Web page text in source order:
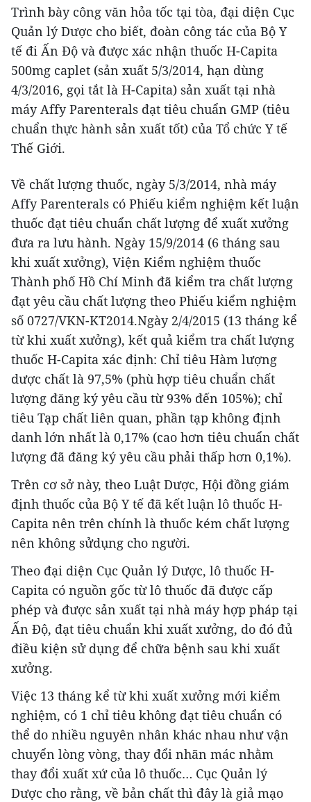
Trình bày công văn hỏa tốc tại tòa, đại diện Cục
Quản lý Dược cho biết, đoàn công tác của Bộ Y
tế đi Ấn Độ và được xác nhận thuốc H-Capita
500mg caplet (sản xuất 5/3/2014, hạn dùng
4/3/2016, gọi tắt là H-Capita) sản xuất tại nhà
máy Affy Parenterals đạt tiêu chuẩn GMP (tiêu
chuẩn thực hành sản xuất tốt) của Tổ chức Y tế
Thế Giới.
Về chất lượng thuốc, ngày 5/3/2014, nhà máy
Affy Parenterals có Phiếu kiểm nghiệm kết luận
thuốc đạt tiêu chuẩn chất lượng để xuất xưởng
đưa ra lưu hành. Ngày 15/9/2014 (6 tháng sau
khi xuất xưởng), Viện Kiểm nghiệm thuốc
Thành phố Hồ Chí Minh đã kiểm tra chất lượng
đạt yêu cầu chất lượng theo Phiếu kiểm nghiệm
số 0727/VKN-KT2014.Ngày 2/4/2015 (13 tháng kể
từ khi xuất xưởng), kết quả kiểm tra chất lượng
thuốc H-Capita xác định: Chỉ tiêu Hàm lượng
dược chất là 97,5% (phù hợp tiêu chuẩn chất
lượng đăng ký yêu cầu từ 93% đến 105%); chỉ
tiêu Tạp chất liên quan, phần tạp không định
danh lớn nhất là 0,17% (cao hơn tiêu chuẩn chất
lượng đã đăng ký yêu cầu phải thấp hơn 0,1%).
Trên cơ sở này, theo Luật Dược, Hội đồng giám
định thuốc của Bộ Y tế đã kết luận lô thuốc H-
Capita nên trên chính là thuốc kém chất lượng
nên không sửdụng cho người.
Theo đại diện Cục Quản lý Dược, lô thuốc H-
Capita có nguồn gốc từ lô thuốc đã được cấp
phép và được sản xuất tại nhà máy hợp pháp tại
Ấn Độ, đạt tiêu chuẩn khi xuất xưởng, do đó đủ
điều kiện sử dụng để chữa bệnh sau khi xuất
xưởng.
Việc 13 tháng kể từ khi xuất xưởng mới kiểm
nghiệm, có 1 chỉ tiêu không đạt tiêu chuẩn có
thể do nhiều nguyên nhân khác nhau như vận
chuyển lòng vòng, thay đổi nhãn mác nhằm
thay đổi xuất xứ của lô thuốc… Cục Quản lý
Dược cho rằng, về bản chất thì đây là giả mạo